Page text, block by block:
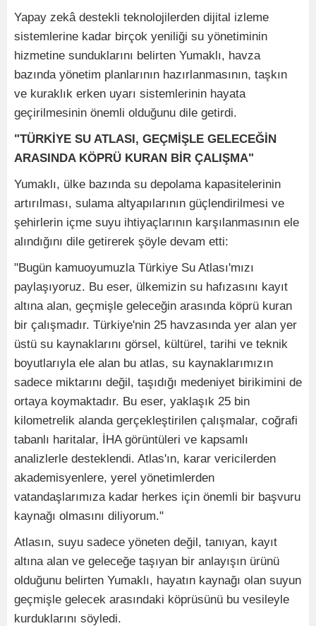
Yapay zekâ destekli teknolojilerden dijital izleme
sistemlerine kadar birçok yeniliği su yönetiminin
hizmetine sunduklarını belirten Yumaklı, havza
bazında yönetim planlarının hazırlanmasının, taşkın
ve kuraklık erken uyarı sistemlerinin hayata
geçirilmesinin önemli olduğunu dile getirdi.
"TÜRKİYE SU ATLASI, GEÇMİŞLE GELECEĞİN
ARASINDA KÖPRÜ KURAN BİR ÇALIŞMA"
Yumaklı, ülke bazında su depolama kapasitelerinin
artırılması, sulama altyapılarının güçlendirilmesi ve
şehirlerin içme suyu ihtiyaçlarının karşılanmasının ele
alındığını dile getirerek şöyle devam etti:
"Bugün kamuoyumuzla Türkiye Su Atlası'mızı
paylaşıyoruz. Bu eser, ülkemizin su hafızasını kayıt
altına alan, geçmişle geleceğin arasında köprü kuran
bir çalışmadır. Türkiye'nin 25 havzasında yer alan yer
üstü su kaynaklarını görsel, kültürel, tarihi ve teknik
boyutlarıyla ele alan bu atlas, su kaynaklarımızın
sadece miktarını değil, taşıdığı medeniyet birikimini de
ortaya koymaktadır. Bu eser, yaklaşık 25 bin
kilometrelik alanda gerçekleştirilen çalışmalar, coğrafi
tabanlı haritalar, İHA görüntüleri ve kapsamlı
analizlerle desteklendi. Atlas'ın, karar vericilerden
akademisyenlere, yerel yönetimlerden
vatandaşlarımıza kadar herkes için önemli bir başvuru
kaynağı olmasını diliyorum."
Atlasın, suyu sadece yöneten değil, tanıyan, kayıt
altına alan ve geleceğe taşıyan bir anlayışın ürünü
olduğunu belirten Yumaklı, hayatın kaynağı olan suyun
geçmişle gelecek arasındaki köprüsünü bu vesileyle
kurduklarını söyledi.